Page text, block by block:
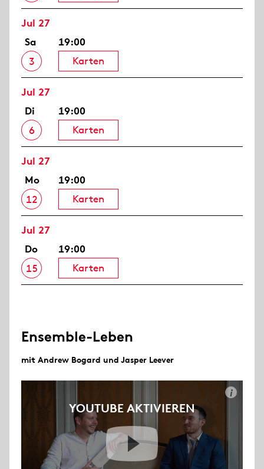
Jul 27
Sa
3
19:00
Karten
Jul 27
Di
6
19:00
Karten
Jul 27
Mo
12
19:00
Karten
Jul 27
Do
15
19:00
Karten
Ensemble-Leben
mit Andrew Bogard und Jasper Leever
YOUTUBE AKTIVIEREN
i